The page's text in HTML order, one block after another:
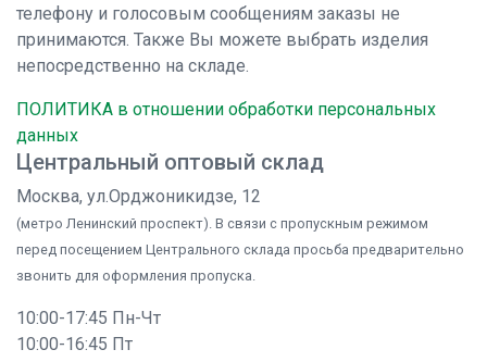
телефону и голосовым сообщениям заказы не
принимаются. Также Вы можете выбрать изделия
непосредственно на складе.
ПОЛИТИКА в отношении обработки персональных
данных
Центральный оптовый склад
Москва, ул.Орджоникидзе, 12
(метро Ленинский проспект). В связи с пропускным режимом
перед посещением Центрального склада просьба предварительно
звонить для оформления пропуска.
10:00-17:45 Пн-Чт
10:00-16:45 Пт